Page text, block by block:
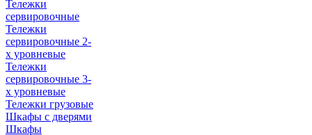
Тележки
сервировочные
Тележки
сервировочные 2-
х уровневые
Тележки
сервировочные 3-
х уровневые
Тележки грузовые
Шкафы с дверями
Шкафы